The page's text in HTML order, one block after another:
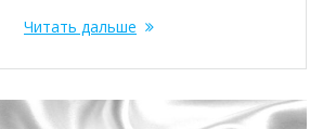
Читать дальше